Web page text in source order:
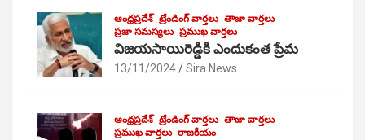
ఆంధ్రప్రదేశ్ ట్రేండింగ్ వార్తలు తాజా వార్తలు
ప్రజా సమస్యలు ప్రముఖ వార్తలు
విజయసాయిరెడ్డికి ఎందుకంత ప్రేమ
13/11/2024 Sira News
ఆంధ్రప్రదేశ్ ట్రేండింగ్ వార్తలు తాజా వార్తలు
ప్రముఖ వార్తలు రాజకీయం